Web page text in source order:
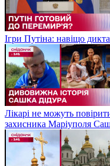
Ігри Путіна: навіщо
Лікарі не можуть
захисника Маріуполя